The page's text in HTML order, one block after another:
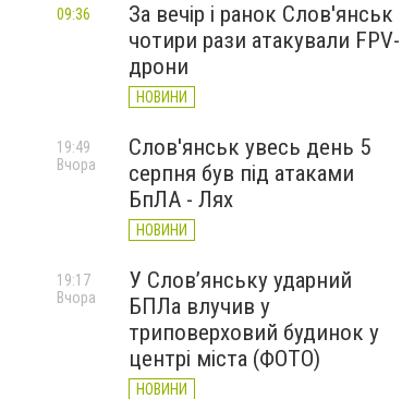
За вечір і ранок Слов'янськ
чотири рази атакували FPV-
дрони
НОВИНИ
09:36
Слов'янськ увесь день 5
серпня був під атаками
БпЛА - Лях
НОВИНИ
19:49
Вчора
У Слов’янську ударний
БПЛа влучив у
триповерховий будинок у
центрі міста (ФОТО)
НОВИНИ
19:17
Вчора